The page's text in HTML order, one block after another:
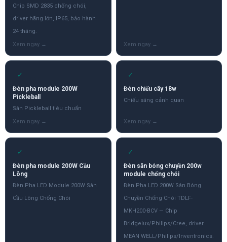
Chip SMD 2835 chống chói,
driver hãng lớn, IP65, bảo hành
24 tháng.
✓
Đèn pha module 200W
Pickleball
Sân Pickleball tiêu chuẩn
✓
Đèn chiếu cây 18w
Chiếu sáng cảnh quan
✓
Đèn pha module 200W Cầu
Lông
Đèn Pha LED Module 200W Sân
Cầu Lông Chống Chói
✓
Đèn sân bóng chuyền 200w
module chống chói
Đèn Pha LED 200W Sân Bóng
Chuyền Chống Chói TDLF-
MKH200-BCV — Chip
Bridgelux/Philips/Cree, driver
MEAN WELL/Philips/Inventronics.